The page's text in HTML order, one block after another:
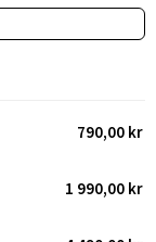
790,00 kr
1 990,00 kr